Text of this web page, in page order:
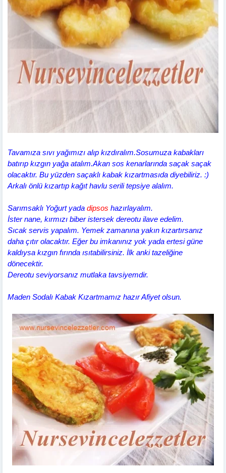
Tavamıza sıvı yağımızı alıp kızdıralım.Sosumuza kabakları
batırıp kızgın yağa atalım.Akan sos kenarlarında saçak saçak
olacaktır. Bu yüzden saçaklı kabak kızartmasıda diyebiliriz. :)
Arkalı önlü kızartıp kağıt havlu serili tepsiye alalım.
Sarımsaklı Yoğurt yada dipsos hazırlayalım.
İster nane, kırmızı biber istersek dereotu ilave edelim.
Sıcak servis yapalım. Yemek zamanına yakın kızartırsanız
daha çıtır olacaktır. Eğer bu imkanınız yok yada ertesi güne
kaldıysa kızgın fırında ısıtabilirsiniz. İlk anki tazeliğine
dönecektir.
Dereotu seviyorsanız mutlaka tavsiyemdir.
Maden Sodalı Kabak Kızartmamız hazır Afiyet olsun.